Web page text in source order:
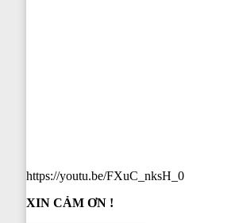
https://youtu.be/FXuC_nksH_0
XIN CẢM ƠN !